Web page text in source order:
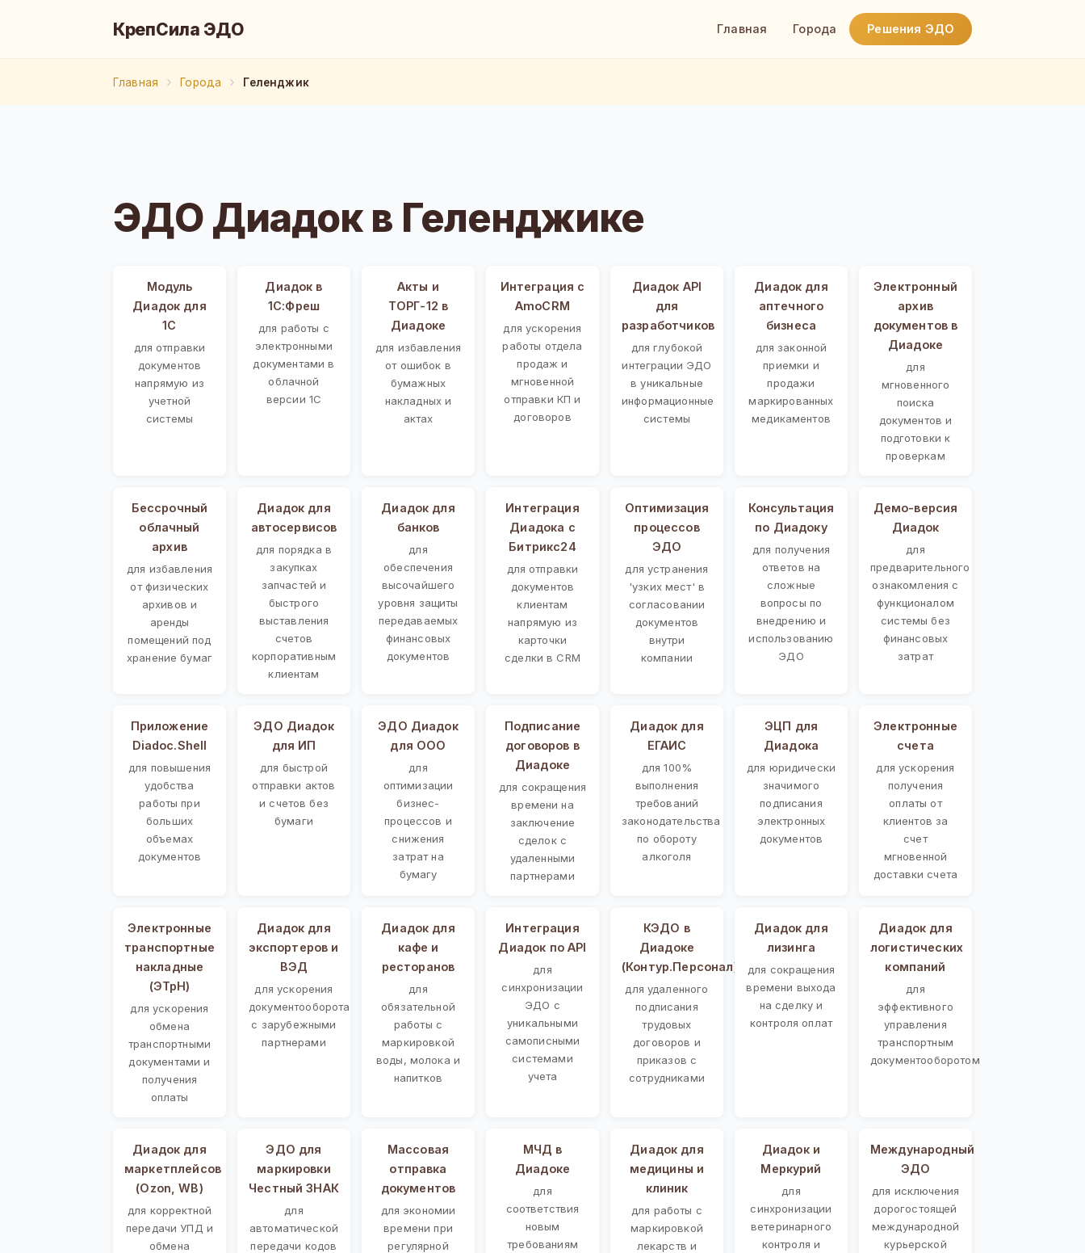
КрепСила ЭДО Главная Города Решения ЭДО
Главная Города Геленджик
ЭДО Диадок в Геленджике
Модуль
Диадок для
1С
для отправки
документов
напрямую из
учетной
системы
Диадок в
1С:Фреш
для работы с
электронными
документами в
облачной
версии 1С
Акты и
ТОРГ-12 в
Диадоке
для избавления
от ошибок в
бумажных
накладных и
актах
Интеграция с
AmoCRM
для ускорения
работы отдела
продаж и
мгновенной
отправки КП и
договоров
Диадок API
для
разработчиков
для глубокой
интеграции ЭДО
в уникальные
информационные
системы
Диадок для
аптечного
бизнеса
для законной
приемки и
продажи
маркированных
медикаментов
Электронный
архив
документов в
Диадоке
для
мгновенного
поиска
документов и
подготовки к
проверкам
Бессрочный
облачный
архив
для избавления
от физических
архивов и
аренды
помещений под
хранение бумаг
Диадок для
автосервисов
для порядка в
закупках
запчастей и
быстрого
выставления
счетов
корпоративным
клиентам
Диадок для
банков
для
обеспечения
высочайшего
уровня защиты
передаваемых
финансовых
документов
Интеграция
Диадока с
Битрикс24
для отправки
документов
клиентам
напрямую из
карточки
сделки в CRM
Оптимизация
процессов
ЭДО
для устранения
'узких мест' в
согласовании
документов
внутри
компании
Консультация
по Диадоку
для получения
ответов на
сложные
вопросы по
внедрению и
использованию
ЭДО
Демо-версия
Диадок
для
предварительного
ознакомления с
функционалом
системы без
финансовых
затрат
Приложение
Diadoc.Shell
для повышения
удобства
работы при
больших
объемах
документов
ЭДО Диадок
для ИП
для быстрой
отправки актов
и счетов без
бумаги
ЭДО Диадок
для ООО
для
оптимизации
бизнес-
процессов и
снижения
затрат на
бумагу
Подписание
договоров в
Диадоке
для сокращения
времени на
заключение
сделок с
удаленными
партнерами
Диадок для
ЕГАИС
для 100%
выполнения
требований
законодательства
по обороту
алкоголя
ЭЦП для
Диадока
для юридически
значимого
подписания
электронных
документов
Электронные
счета
для ускорения
получения
оплаты от
клиентов за
счет
мгновенной
доставки счета
Электронные
транспортные
накладные
(ЭТрН)
для ускорения
обмена
транспортными
документами и
получения
оплаты
Диадок для
экспортеров и
ВЭД
для ускорения
документооборота
с зарубежными
партнерами
Диадок для
кафе и
ресторанов
для
обязательной
работы с
маркировкой
воды, молока и
напитков
Интеграция
Диадок по API
для
синхронизации
ЭДО с
уникальными
самописными
системами
учета
КЭДО в
Диадоке
(Контур.Персонал)
для удаленного
подписания
трудовых
договоров и
приказов с
сотрудниками
Диадок для
лизинга
для сокращения
времени выхода
на сделку и
контроля оплат
Диадок для
логистических
компаний
для
эффективного
управления
транспортным
документооборотом
Диадок для
маркетплейсов
(Ozon, WB)
для корректной
передачи УПД и
обмена
ЭДО для
маркировки
Честный ЗНАК
для
автоматической
передачи кодов
Массовая
отправка
документов
для экономии
времени при
регулярной
МЧД в
Диадоке
для
соответствия
новым
требованиям
Диадок для
медицины и
клиник
для работы с
маркировкой
лекарств и
Диадок и
Меркурий
для
синхронизации
ветеринарного
контроля и
Международный
ЭДО
для исключения
дорогостоящей
международной
курьерской